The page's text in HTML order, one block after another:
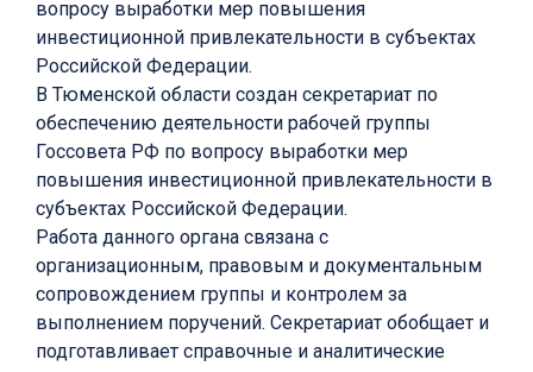
вопросу выработки мер повышения
инвестиционной привлекательности в субъектах
Российской Федерации.
В Тюменской области создан секретариат по
обеспечению деятельности рабочей группы
Госсовета РФ по вопросу выработки мер
повышения инвестиционной привлекательности в
субъектах Российской Федерации.
Работа данного органа связана с
организационным, правовым и документальным
сопровождением группы и контролем за
выполнением поручений. Секретариат обобщает и
подготавливает справочные и аналитические